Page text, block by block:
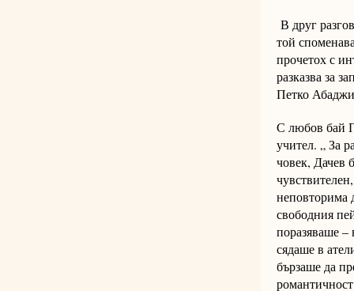
В друг
той
прочетох с
разказва за
Петко
С любов бай
учител. „ За
човек, Дачев
неповторима
свободния
поразяваше –
сядаше в
бързаше да